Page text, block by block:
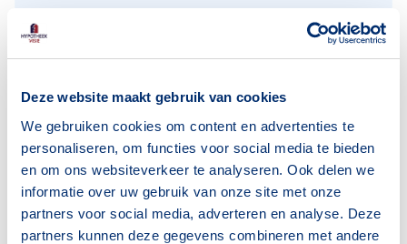
Deze website maakt gebruik van cookies
We gebruiken cookies om content en advertenties te
personaliseren, om functies voor social media te bieden
en om ons websiteverkeer te analyseren. Ook delen we
informatie over uw gebruik van onze site met onze
partners voor social media, adverteren en analyse. Deze
partners kunnen deze gegevens combineren met andere
370
Bron: CBS
Huishoudens
Alleenwonend
Gezin zonder kinderen
200